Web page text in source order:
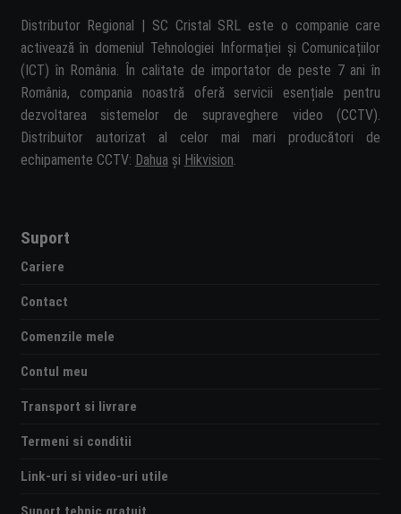
Distributor Regional | SC Cristal SRL este o companie care
activează în domeniul Tehnologiei Informației și Comunicațiilor
(ICT) în România. În calitate de importator de peste 7 ani în
România, compania noastră oferă servicii esențiale pentru
dezvoltarea sistemelor de supraveghere video (CCTV).
Distribuitor autorizat al celor mai mari producători de
echipamente CCTV: Dahua și Hikvision
Suport
Cariere
Contact
Comenzile mele
Contul meu
Transport si livrare
Termeni si conditii
Link-uri si video-uri utile